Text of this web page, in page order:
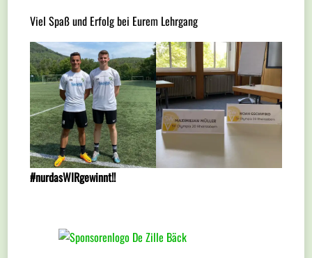
Viel Spaß und Erfolg bei Eurem Lehrgang
#nurdasWIRgewinnt!!